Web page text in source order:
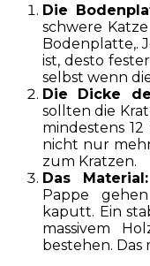
Die
schwere
Bodenplatte,.
ist, desto
selbst wenn
Die Dicke
sollten die
mindestens
nicht nur
zum Kratzen.
Das Material:
Pappe
kaputt. Ein
massivem
bestehen.